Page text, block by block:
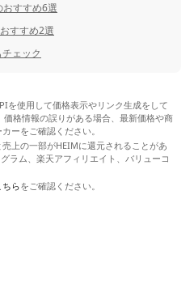
おすすめ6選
すすめ2選
ェック
を使用して価格表示やリンク生成をして
格情報の誤りがある場合、最新価格や商
ーをご確認ください。
上の一部がHEIMに還元されることがあ
ラム、楽天アフィリエイト、バリューコ
ちらをご確認ください。